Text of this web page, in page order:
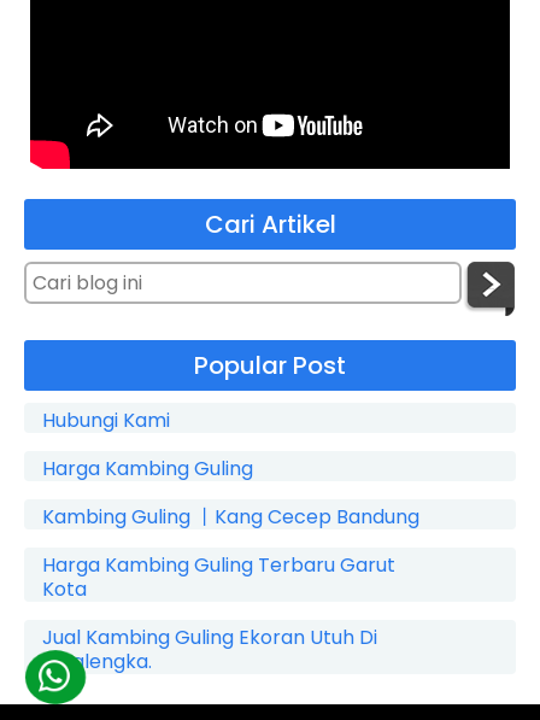
Cari Artikel
Popular Post
Hubungi Kami
Harga Kambing Guling
Kambing Guling 丨Kang Cecep Bandung
Harga Kambing Guling Terbaru Garut
Kota
Jual Kambing Guling Ekoran Utuh Di
Cicalengka.